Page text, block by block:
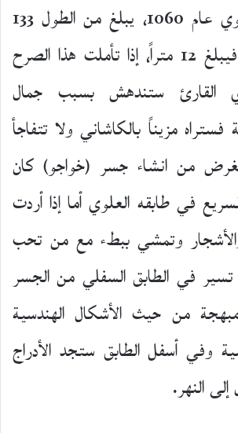
شاه عباس الصفوي عام 1060، يبلغ من الطول 133
متراً، أما عرضه فيبلغ 12 متراً، إذا تأملت هذا الصرح
القارئ ستندهش بسبب جمال
فستراه مزيناً بالكاشاني ولا تتفاجأ
من انشاء جسر (خواجو) كان
في طابقه العلوي أما إذا أردت
وتمشي ببطء مع من تحب
في الطابق السفلي من الجسر
من حيث الأشكال الهندسية
وفي أسفل الطابق ستجد الأدراج
النهر.